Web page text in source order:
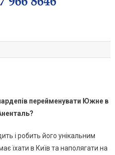
перейменувати Южне в
і робить його унікальним
їхати в Київ та наполягати на